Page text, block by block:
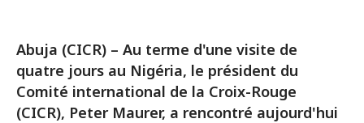
Abuja (CICR) – Au terme d'une visite de
quatre jours au Nigéria, le président du
Comité international de la Croix-Rouge
(CICR), Peter Maurer, a rencontré aujourd'hui